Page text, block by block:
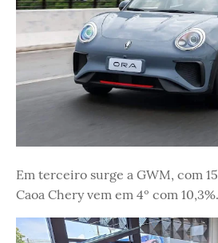
Em terceiro surge a GWM, com
Caoa Chery vem em 4º com 10,3%.